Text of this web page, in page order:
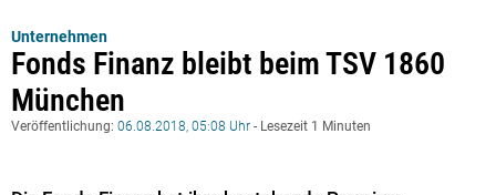
Unternehmen
Fonds Finanz bleibt beim TSV 1860
München
Veröffentlichung: 06.08.2018, 05:08 Uhr - Lesezeit 1 Minuten